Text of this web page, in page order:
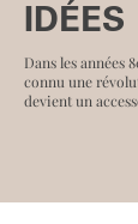
IDÉES
Dans les années
connu une
devient un